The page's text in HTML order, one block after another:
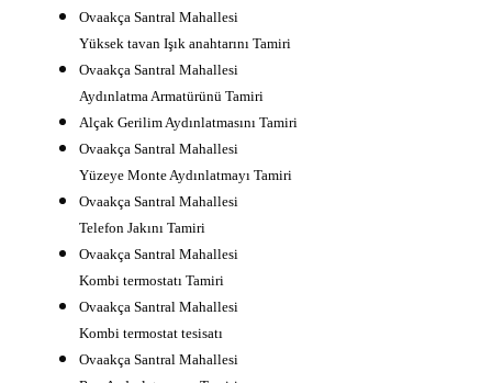
Ovaakça Santral Mahallesi
Yüksek tavan Işık anahtarını Tamiri
Ovaakça Santral Mahallesi
Aydınlatma Armatürünü Tamiri
Alçak Gerilim Aydınlatmasını Tamiri
Ovaakça Santral Mahallesi
Yüzeye Monte Aydınlatmayı Tamiri
Ovaakça Santral Mahallesi
Telefon Jakını Tamiri
Ovaakça Santral Mahallesi
Kombi termostatı Tamiri
Ovaakça Santral Mahallesi
Kombi termostat tesisatı
Ovaakça Santral Mahallesi